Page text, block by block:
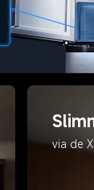
via de